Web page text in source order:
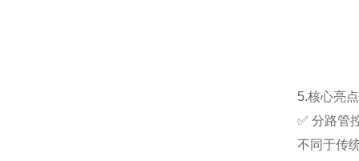
5.核心亮
✅ 分路管
不同于传